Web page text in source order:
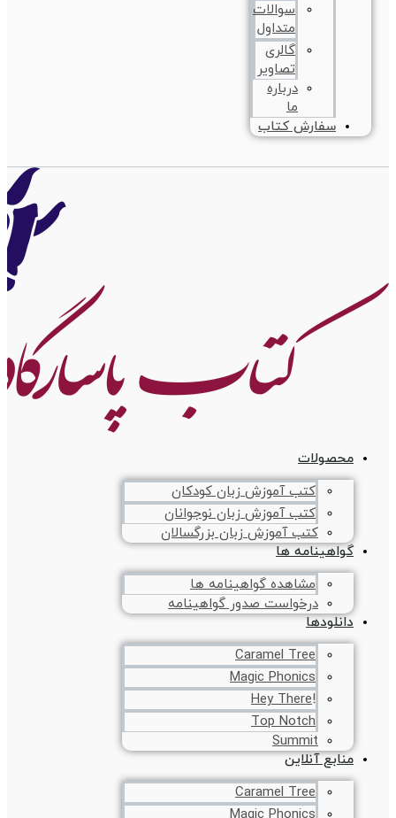
سوالات
متداول
گالری
تصاویر
درباره
ما
سفارش کتاب
محصولات
کتب آموزش زبان کودکان
کتب آموزش زبان نوجوانان
کتب آموزش زبان بزرگسالان
گواهینامه ها
مشاهده گواهینامه ها
درخواست صدور گواهینامه
دانلودها
Caramel Tree
Magic Phonics
!Hey There
Top Notch
Summit
منابع آنلاین
Caramel Tree